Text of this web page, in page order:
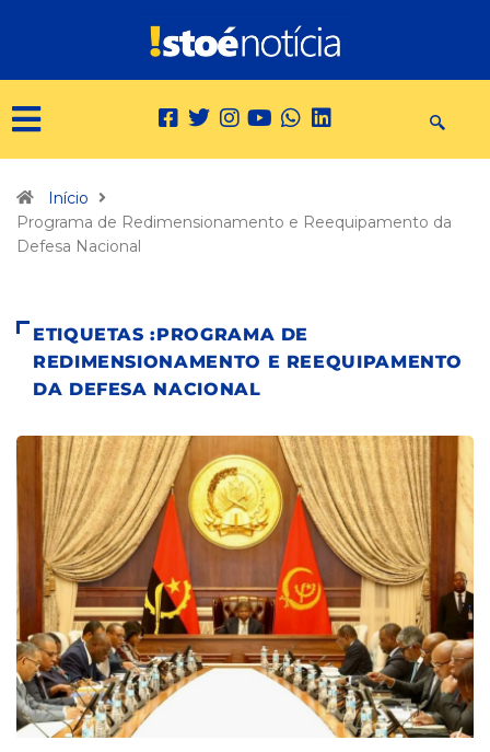
Início
Programa de Redimensionamento e Reequipamento da
Defesa Nacional
ETIQUETAS :PROGRAMA DE
REDIMENSIONAMENTO E REEQUIPAMENTO
DA DEFESA NACIONAL